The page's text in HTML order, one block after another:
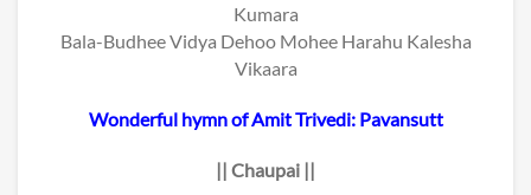
Kumara
Bala-Budhee Vidya Dehoo Mohee Harahu Kalesha
Vikaara
Wonderful hymn of Amit Trivedi: Pavansutt
|| Chaupai ||